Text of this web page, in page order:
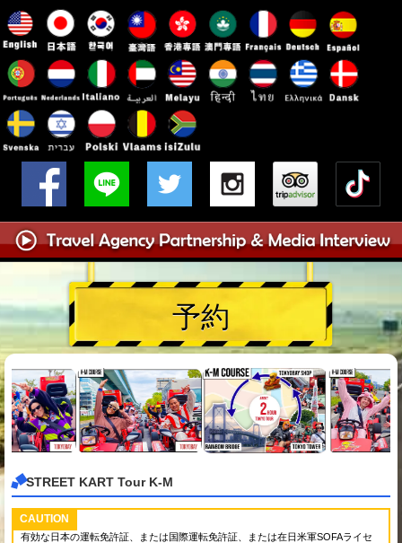
予約
STREET KART Tour K-M
CAUTION
有効な日本の運転免許証、または国際運転免許証、または在日米軍SOFAライセ